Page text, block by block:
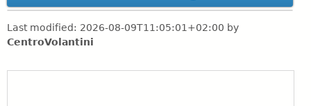
Last modified: 2026-08-09T11:05:01+02:00 by
CentroVolantini